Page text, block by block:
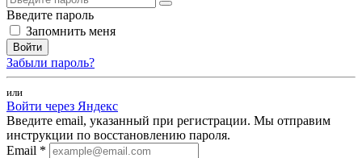
Введите пароль
Запомнить меня
Войти
Забыли пароль?
или
Войти через Яндекс
Введите email, указанный при регистрации. Мы отправим
инструкции по восстановлению пароля.
Email *